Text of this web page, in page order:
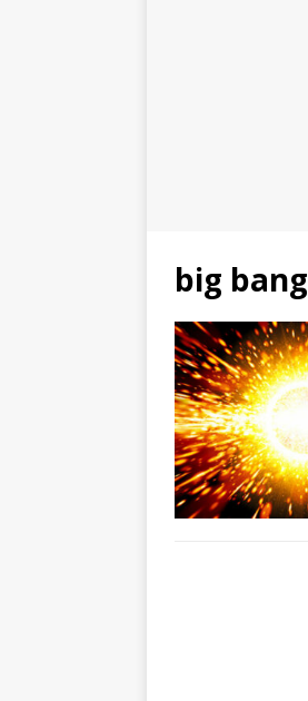
big bang